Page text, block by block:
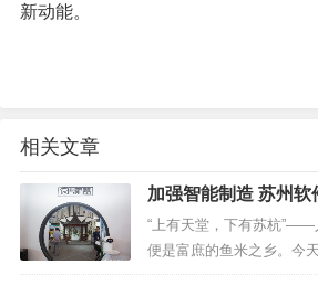
新动能。
相关文章
加强智能制造 苏州
“上有天堂，下有苏杭
便是富庶的鱼米之乡。今
下，苏州紧跟时代脚步，